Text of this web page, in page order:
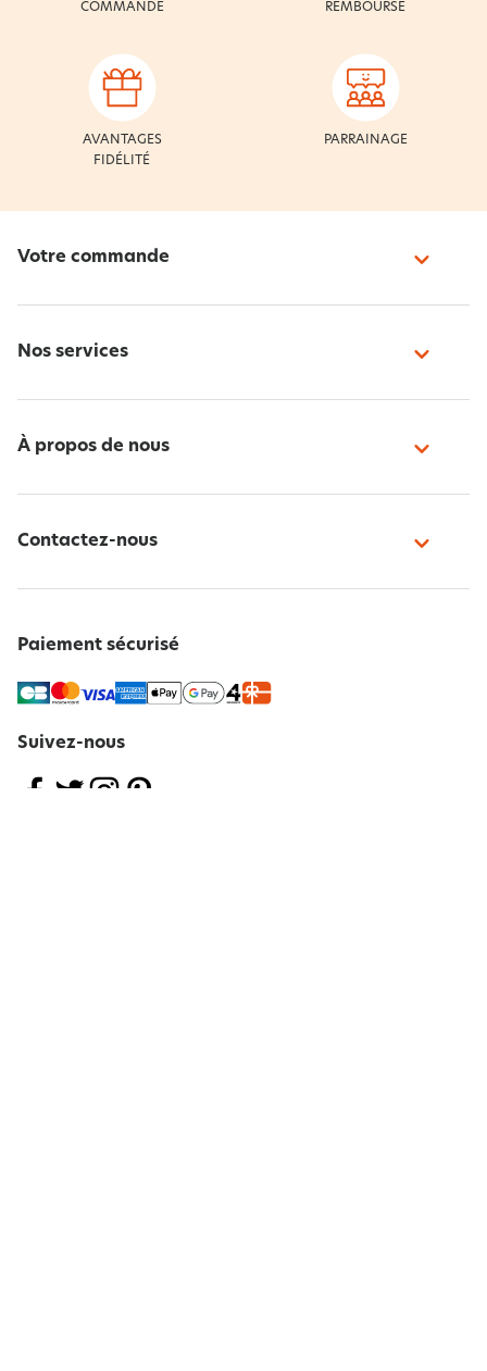
COMMANDE
REMBOURSÉ
AVANTAGES
FIDÉLITÉ
PARRAINAGE
Votre commande
Nos services
À propos de nous
Contactez-nous
Paiement sécurisé
Suivez-nous